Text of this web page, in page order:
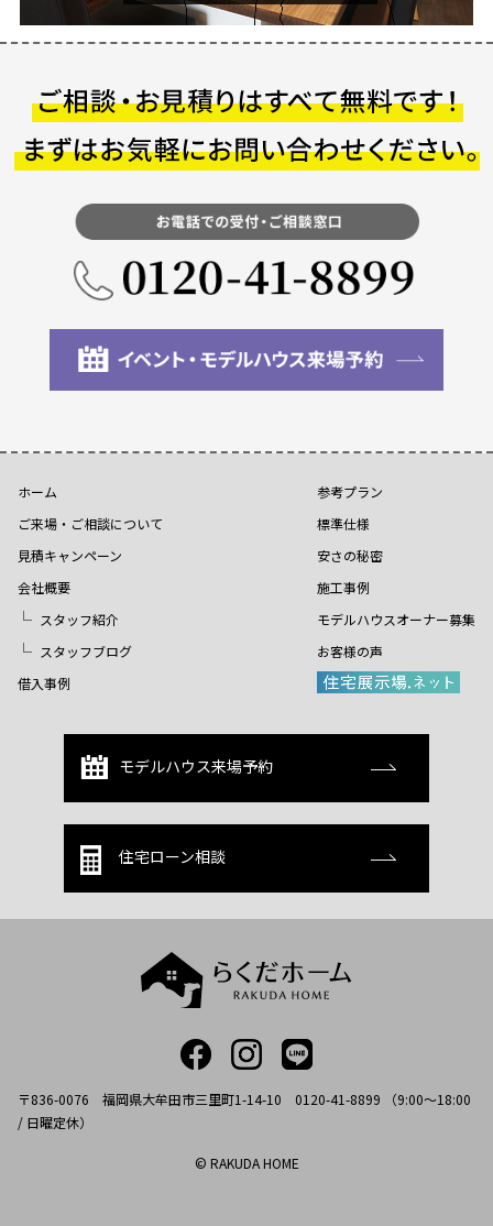
ホーム
ご来場・ご相談について
見積キャンペーン
会社概要
スタッフ紹介
スタッフブログ
借入事例
参考プラン
標準仕様
安さの秘密
施工事例
モデルハウスオーナー募集
お客様の声
モデルハウス来場予約
住宅ローン相談
〒836-0076 福岡県大牟田市三里町1-14-10 0120-41-8899 （9:00～18:00
/ 日曜定休）
© RAKUDA HOME